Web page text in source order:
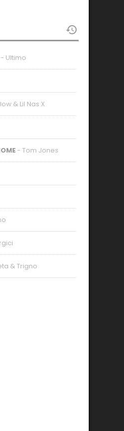
- Ultimo
& Lil Nas X
- Tom Jones
& Trigno